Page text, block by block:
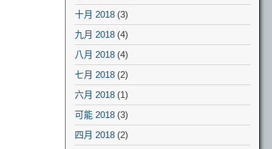
十月 2018 (3)
九月 2018 (4)
八月 2018 (4)
七月 2018 (2)
六月 2018 (1)
可能 2018 (3)
四月 2018 (2)